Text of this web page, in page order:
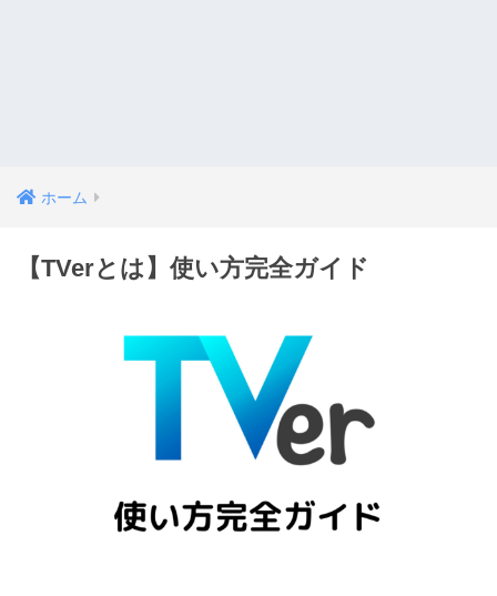
ホーム
【TVerとは】使い方完全ガイド